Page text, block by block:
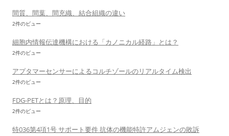
間質、間葉、間充織、結合組織の違い
2件のビュー
細胞内情報伝達機構における「カノニカル経路」とは？
2件のビュー
アプタマーセンサーによるコルチゾールのリアルタイム検出
2件のビュー
FDG-PETとは？原理、目的
2件のビュー
特036第4項1号 サポート要件 抗体の機能特許アムジェンの敗訴